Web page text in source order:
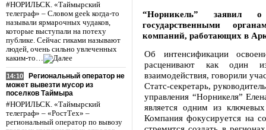
#НОРИЛЬСК. «Таймырский
телеграф» – Словом geek когда-то
называли ярмарочных чудаков,
которые выступали на потеху
публике. Сейчас гиками называют
людей, очень сильно увлеченных
каким-то…
14:10
Региональный оператор не
может вывезти мусор из
поселков Таймыра
#НОРИЛЬСК. «Таймырский
телеграф» – «РостТех» –
региональный оператор по вывозу
“Норникель” заявил
государственными
компаний, работающих в
Об интенсификации
расценивают как один
взаимодействия, говорили
Статс-секретарь,
управления “Норникеля”
является одним из
Компания фокусируется на